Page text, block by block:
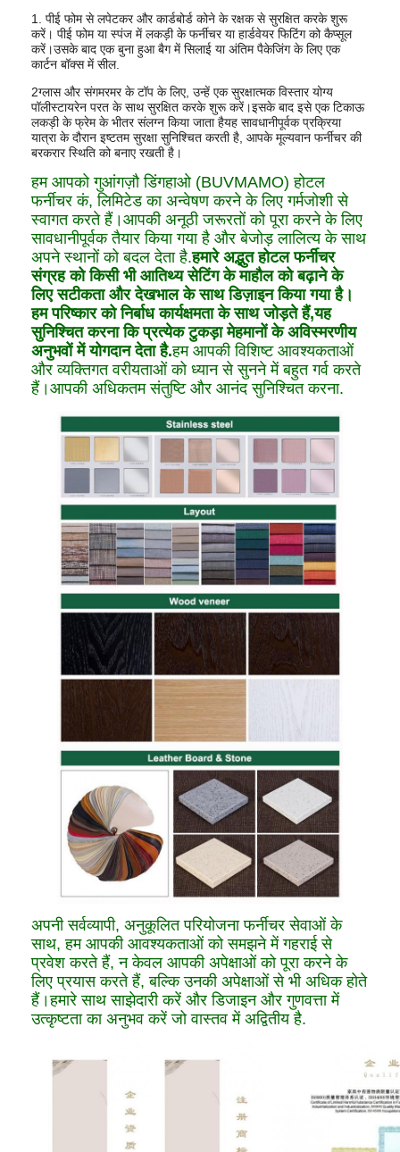
1. पीई फोम से लपेटकर और कार्डबोर्ड कोने के रक्षक से सुरक्षित करके शुरू
करें। पीई फोम या स्पंज में लकड़ी के फर्नीचर या हार्डवेयर फिटिंग को कैप्सूल
करें।उसके बाद एक बुना हुआ बैग में सिलाई या अंतिम पैकेजिंग के लिए एक
कार्टन बॉक्स में सील.
2ग्लास और संगमरमर के टॉप के लिए, उन्हें एक सुरक्षात्मक विस्तार योग्य
पॉलीस्टायरेन परत के साथ सुरक्षित करके शुरू करें।इसके बाद इसे एक टिकाऊ
लकड़ी के फ्रेम के भीतर संलग्न किया जाता हैयह सावधानीपूर्वक प्रक्रिया
यात्रा के दौरान इष्टतम सुरक्षा सुनिश्चित करती है, आपके मूल्यवान फर्नीचर की
बरकरार स्थिति को बनाए रखती है।
हम आपको गुआंगज़ौ डिंगहाओ (BUVMAMO) होटल
फर्नीचर कं, लिमिटेड का अन्वेषण करने के लिए गर्मजोशी से
स्वागत करते हैं।आपकी अनूठी जरूरतों को पूरा करने के लिए
सावधानीपूर्वक तैयार किया गया है और बेजोड़ लालित्य के साथ
अपने स्थानों को बदल देता है.हमारे अद्भुत होटल फर्नीचर
संग्रह को किसी भी आतिथ्य सेटिंग के माहौल को बढ़ाने के
लिए सटीकता और देखभाल के साथ डिज़ाइन किया गया है।
हम परिष्कार को निर्बाध कार्यक्षमता के साथ जोड़ते हैं,यह
सुनिश्चित करना कि प्रत्येक टुकड़ा मेहमानों के अविस्मरणीय
अनुभवों में योगदान देता है.हम आपकी विशिष्ट आवश्यकताओं
और व्यक्तिगत वरीयताओं को ध्यान से सुनने में बहुत गर्व करते
हैं।आपकी अधिकतम संतुष्टि और आनंद सुनिश्चित करना.
अपनी सर्वव्यापी, अनुकूलित परियोजना फर्नीचर सेवाओं के
साथ, हम आपकी आवश्यकताओं को समझने में गहराई से
प्रवेश करते हैं, न केवल आपकी अपेक्षाओं को पूरा करने के
लिए प्रयास करते हैं, बल्कि उनकी अपेक्षाओं से भी अधिक होते
हैं।हमारे साथ साझेदारी करें और डिजाइन और गुणवत्ता में
उत्कृष्टता का अनुभव करें जो वास्तव में अद्वितीय है.